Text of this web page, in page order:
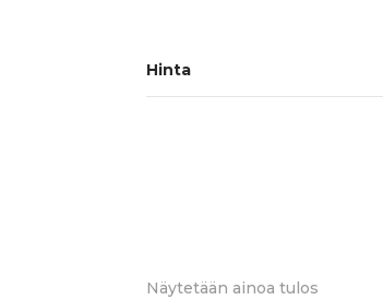
Hinta
Näytetään ainoa tulos